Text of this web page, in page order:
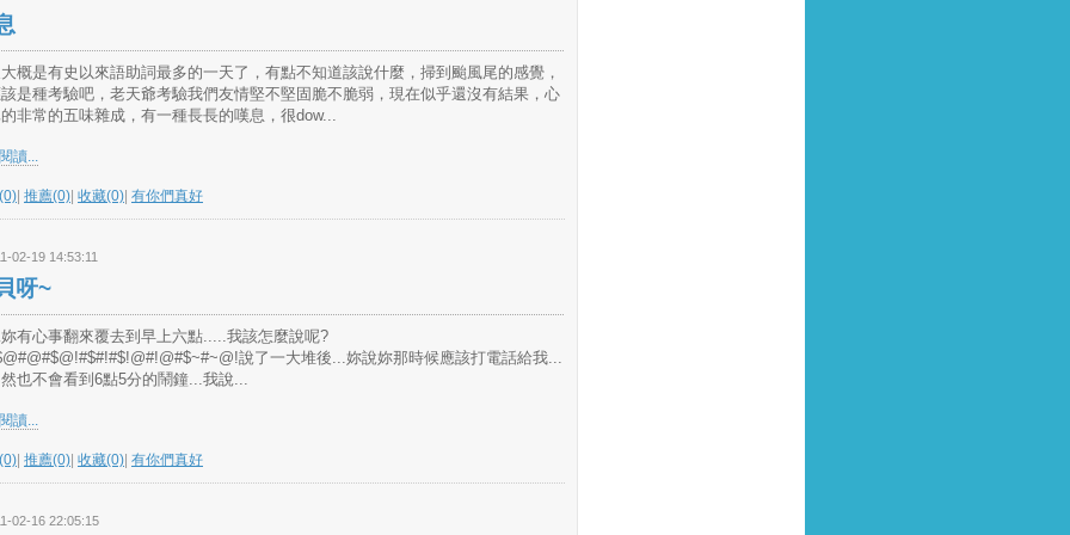
概是有史以來語助詞最多的一天了，有點不知道該說什麼，掃到颱風尾的感覺，
是種考驗吧，老天爺考驗我們友情堅不堅固脆不脆弱，現在似乎還沒有結果，心
非常的五味雜成，有一種長長的嘆息，很dow...
讀...
推薦(0) 收藏(0) 有你們真好
02-19 14:53:11
呀~
有心事翻來覆去到早上六點.....我該怎麼說呢?
說了一大堆後...妳說妳那時候應該打電話給我...
也不會看到6點5分的鬧鐘...我說...
讀...
推薦(0) 收藏(0) 有你們真好
02-16 22:05:15